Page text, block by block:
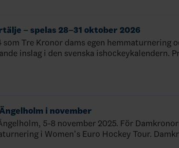
– spelas 28–31 oktober 2026
Tre Kronor dams egen hemmaturnering
inslag i den svenska ishockeykalendern.
i november
5-8 november 2025. För
i Women’s Euro Hockey Tour.